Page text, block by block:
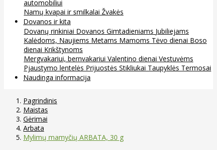
automobiliui
Namų kvapai ir smilkalai Žvakės
Dovanos ir kita
Dovanų rinkiniai Dovanos Gimtadieniams Jubiliejams
Kalėdoms, Naujiems Metams Mamoms Tėvo dienai Boso
dienai Krikštynoms
Mergvakariui, bernvakariui Valentino dienai Vestuvėms
Pjaustymo lentelės Prijuostės Stikliukai Taupyklės Termosai
Naudinga informacija
Pagrindinis
Maistas
Gėrimai
Arbata
Mylimų mamyčių ARBATA, 30 g